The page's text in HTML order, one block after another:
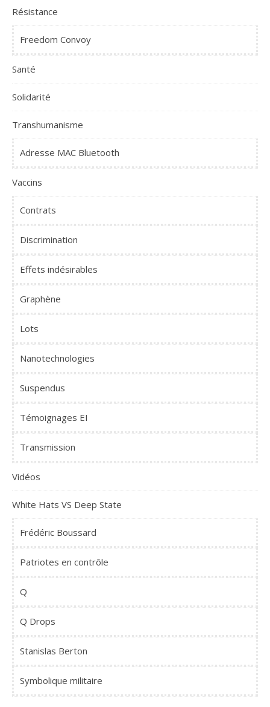
Résistance
Freedom Convoy
Santé
Solidarité
Transhumanisme
Adresse MAC Bluetooth
Vaccins
Contrats
Discrimination
Effets indésirables
Graphène
Lots
Nanotechnologies
Suspendus
Témoignages EI
Transmission
Vidéos
White Hats VS Deep State
Frédéric Boussard
Patriotes en contrôle
Q
Q Drops
Stanislas Berton
Symbolique militaire